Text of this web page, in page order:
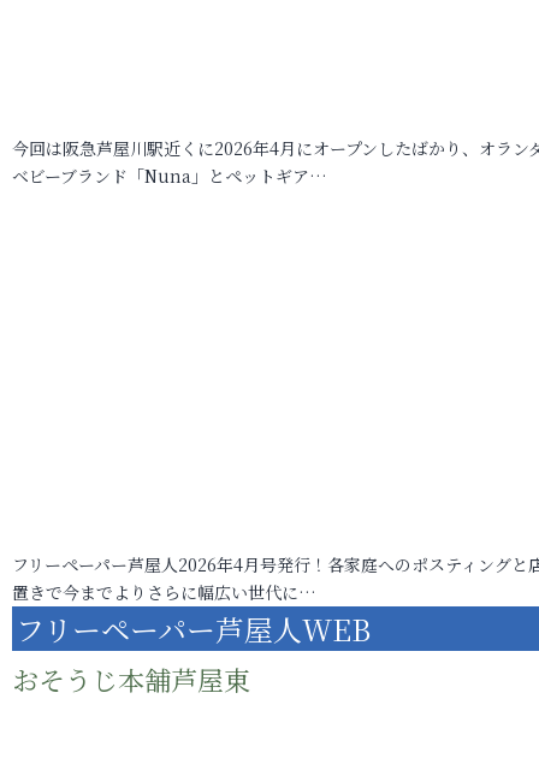
今回は阪急芦屋川駅近くに2026年4月にオープンしたばかり、オラン
ベビーブランド「Nuna」とペットギア…
フリーペーパー芦屋人2026年4月号発行！各家庭へのポスティングと
置きで今までよりさらに幅広い世代に…
フリーペーパー芦屋人WEB
おそうじ本舗芦屋東